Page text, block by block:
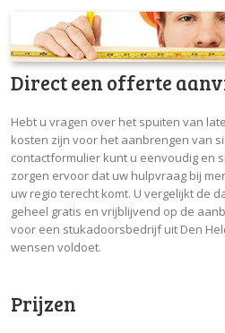
Direct een offerte
Hebt u vragen over het spuiten van
kosten zijn voor het aanbrengen van
contactformulier kunt u eenvoudig en
zorgen ervoor dat uw hulpvraag bij
uw regio terecht komt. U vergelijkt de
geheel gratis en vrijblijvend op de
voor een stukadoorsbedrijf uit Den
wensen voldoet.
Prijzen